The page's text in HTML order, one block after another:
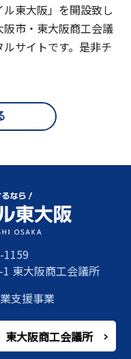
東大阪」を開設致し
市・東大阪商工会議
サイトです。是非チ
1159
東大阪商工会議所
支援事業
東大阪商工会議所